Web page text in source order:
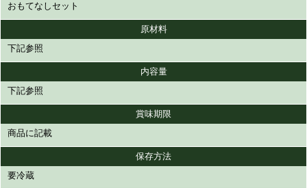
おもてなしセット
原材料
下記参照
内容量
下記参照
賞味期限
商品に記載
保存方法
要冷蔵